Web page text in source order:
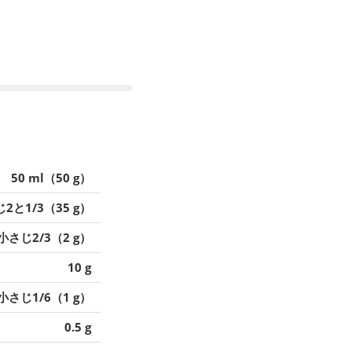
50 ml（50 g）
2と1/3（35 g）
さじ2/3（2 g）
10 g
さじ1/6（1 g）
0.5 g